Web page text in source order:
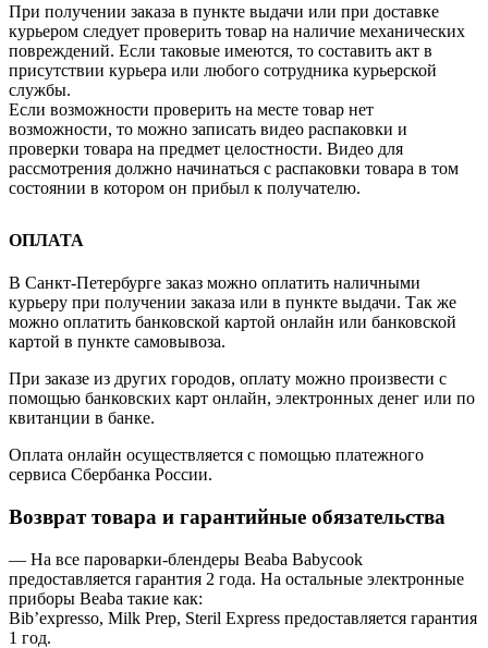
При получении заказа в пункте выдачи или при доставке
курьером следует проверить товар на наличие механических
повреждений. Если таковые имеются, то составить акт в
присутствии курьера или любого сотрудника курьерской
службы.
Если возможности проверить на месте товар нет
возможности, то можно записать видео распаковки и
проверки товара на предмет целостности. Видео для
рассмотрения должно начинаться с распаковки товара в том
состоянии в котором он прибыл к получателю.
ОПЛАТА
В Санкт-Петербурге заказ можно оплатить наличными
курьеру при получении заказа или в пункте выдачи. Так же
можно оплатить банковской картой онлайн или банковской
картой в пункте самовывоза.
При заказе из других городов, оплату можно произвести с
помощью банковских карт онлайн, электронных денег или по
квитанции в банке.
Оплата онлайн осуществляется с помощью платежного
сервиса Сбербанка России.
Возврат товара и гарантийные обязательства
— На все пароварки-блендеры Beaba Babycook
предоставляется гарантия 2 года. На остальные электронные
приборы Beaba такие как:
Bib’expresso, Milk Prep, Steril Express предоставляется гарантия
1 год.